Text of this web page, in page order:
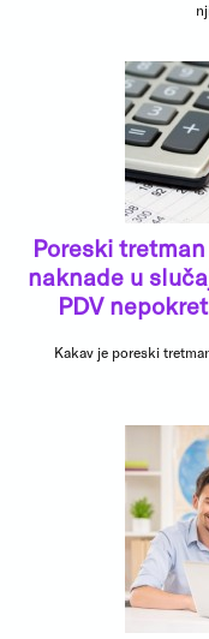
Poreski
naknade u
PDV
Kakav je poreski